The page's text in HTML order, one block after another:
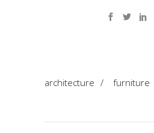
architecture / furniture